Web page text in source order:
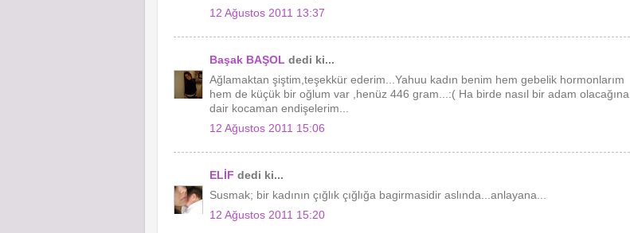
12 Ağustos 2011 13:37
Başak BAŞOL dedi ki...
Ağlamaktan şiştim,teşekkür ederim...Yahuu kadın benim hem gebelik hormonlarım
hem de küçük bir oğlum var ,henüz 446 gram...:( Ha birde nasıl bir adam olacağına
dair kocaman endişelerim...
12 Ağustos 2011 15:06
ELİF dedi ki...
Susmak; bir kadının çığlık çığlığa bagirmasidir aslında...anlayana...
12 Ağustos 2011 15:20